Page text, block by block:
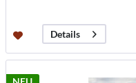
Details